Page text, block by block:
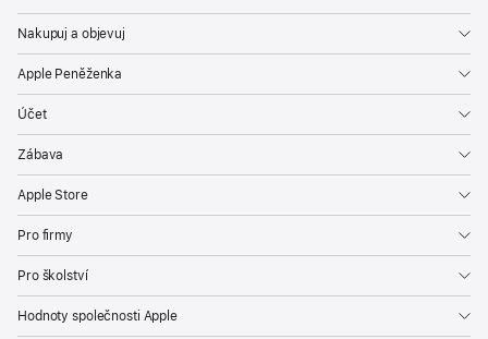
Nakupuj a objevuj
Apple Peněženka
Účet
Zábava
Apple Store
Pro firmy
Pro školství
Hodnoty společnosti Apple